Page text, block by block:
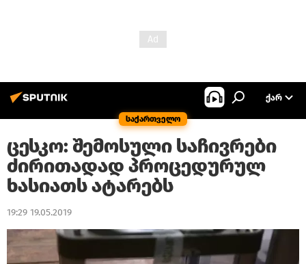
საქართველო
ᲥᲐᲠ
ცესკო: შემოსული საჩივრები
ძირითადად პროცედურულ
ხასიათს ატარებს
19:29 19.05.2019